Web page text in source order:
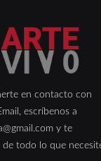
en contacto con
escríbenos a
y te
de todo lo que